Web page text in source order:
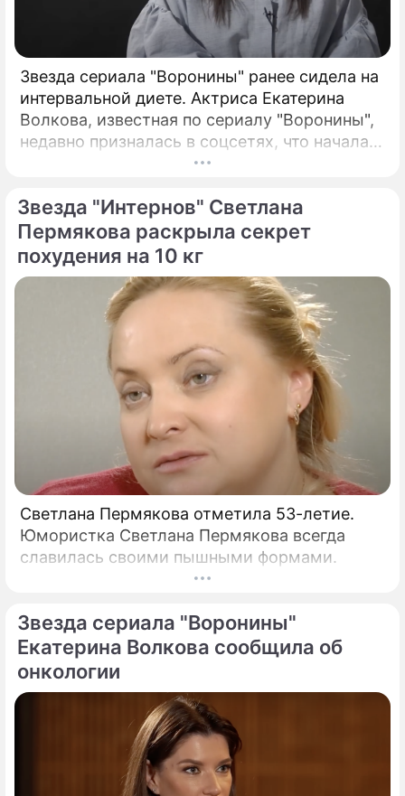
Звезда сериала "Воронины" ранее сидела на
интервальной диете. Актриса Екатерина
Волкова, известная по сериалу "Воронины",
недавно призналась в соцсетях, что начала
заедать стресс из-за трагического события
Звезда "Интернов" Светлана
Пермякова раскрыла секрет
похудения на 10 кг
Светлана Пермякова отметила 53-летие.
Юмористка Светлана Пермякова всегда
славилась своими пышными формами.
Звезда сериала "Воронины"
Екатерина Волкова сообщила об
онкологии